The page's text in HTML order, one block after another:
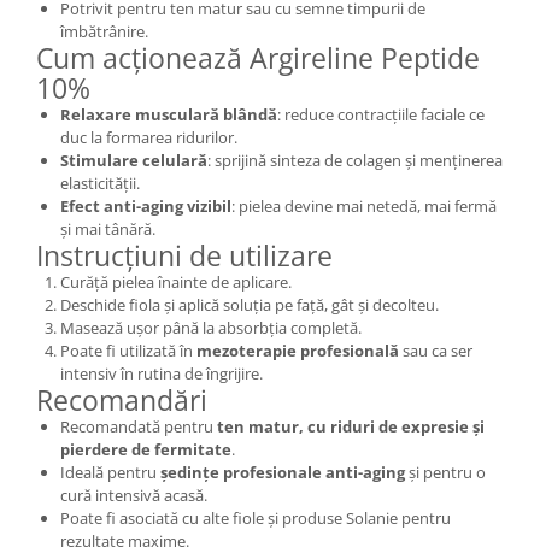
Potrivit pentru ten matur sau cu semne timpurii de
îmbătrânire.
Cum acționează Argireline Peptide
10%
Relaxare musculară blândă: reduce contracțiile faciale ce
duc la formarea ridurilor.
Stimulare celulară: sprijină sinteza de colagen și menținerea
elasticității.
Efect anti-aging vizibil: pielea devine mai netedă, mai fermă
și mai tânără.
Instrucțiuni de utilizare
Curăță pielea înainte de aplicare.
Deschide fiola și aplică soluția pe față, gât și decolteu.
Masează ușor până la absorbția completă.
Poate fi utilizată în mezoterapie profesională sau ca ser
intensiv în rutina de îngrijire.
Recomandări
Recomandată pentru ten matur, cu riduri de expresie și
pierdere de fermitate.
Ideală pentru ședințe profesionale anti-agingși pentru o
cură intensivă acasă.
Poate fi asociată cu alte fiole și produse Solanie pentru
rezultate maxime.